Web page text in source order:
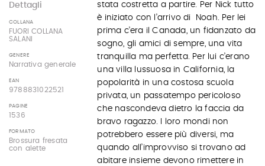
Dettagli
COLLANA
FUORI COLLANA
SALANI
GENERE
Narrativa generale
EAN
9788831022521
PAGINE
1536
FORMATO
Brossura fresata
con alette
stata costretta a partire. Per Nick tutto
è iniziato con l’arrivo di Noah. Per lei
prima c’era il Canada, un fidanzato da
sogno, gli amici di sempre, una vita
tranquilla ma perfetta. Per lui c’erano
una villa lussuosa in California, la
popolarità in una costosa scuola
privata, un passatempo pericoloso
che nascondeva dietro la faccia da
bravo ragazzo. I loro mondi non
potrebbero essere più diversi, ma
quando all’improvviso si trovano ad
abitare insieme devono rimettere in